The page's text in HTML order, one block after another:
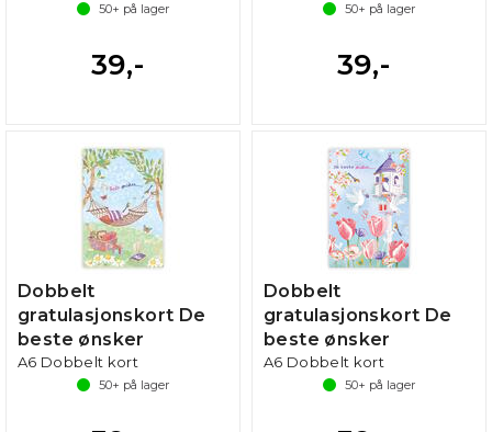
50+ på lager
39,-
50+ på lager
39,-
Dobbelt
gratulasjonskort De
beste ønsker
A6 Dobbelt kort
50+ på lager
Dobbelt
gratulasjonskort De
beste ønsker
A6 Dobbelt kort
50+ på lager